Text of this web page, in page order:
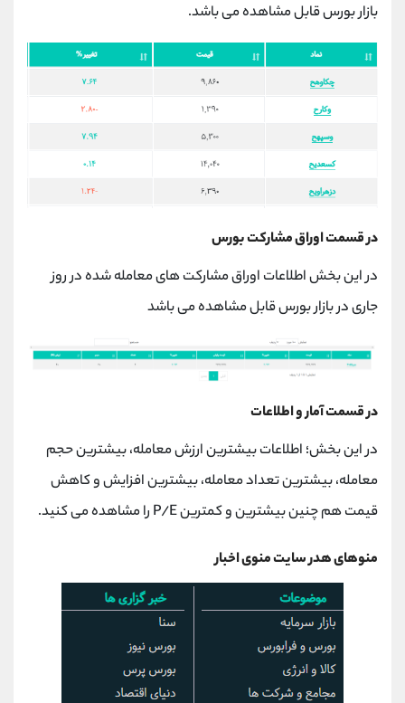
بازار بورس قابل مشاهده می باشد.
در قسمت اوراق مشارکت بورس
در این بخش اطلاعات اوراق مشارکت های معامله شده در روز
جاری در بازار بورس قابل مشاهده می باشد
در قسمت آمار و اطلاعات
در این بخش؛ اطلاعات بیشترین ارزش معامله، بیشترین حجم
معامله، بیشترین تعداد معامله، بیشترین افزایش و کاهش
قیمت هم چنین بیشترین و کمترین P/E را مشاهده می کنید.
منوهای هدر سایت منوی اخبار